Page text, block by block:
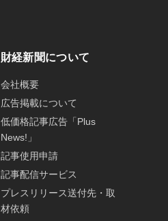
財経新聞について
会社概要
広告掲載について
低価格記事広告「Plus
News!」
記事使用申請
記事配信サービス
プレスリリース送付先・取
材依頼